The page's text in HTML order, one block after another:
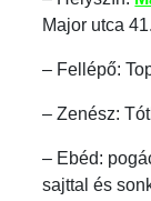
Major utca 41.
– Fellépő:
– Zenész:
– Ebéd:
sajttal és